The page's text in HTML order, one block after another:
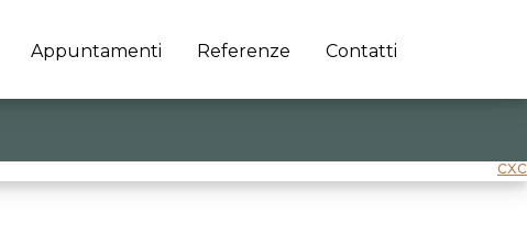
Appuntamenti Referenze Contatti
cxc